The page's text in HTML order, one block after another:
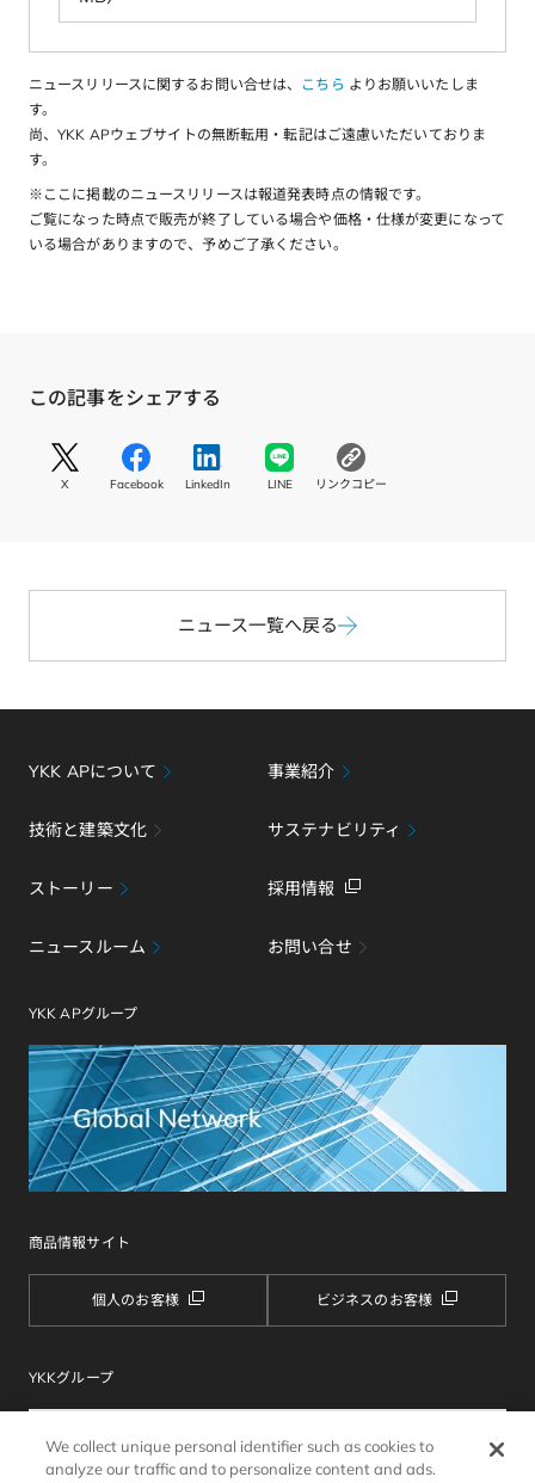
ニュースリリースに関するお問い合せは、 こちら よりお願いいたしま
す。
尚、YKK APウェブサイトの無断転用・転記はご遠慮いただいておりま
す。
※ここに掲載のニュースリリースは報道発表時点の情報です。
ご覧になった時点で販売が終了している場合や価格・仕様が変更になって
いる場合がありますので、予めご了承ください。
この記事をシェアする
S
N
S
X
S
N
S
b
o
Facebook
S
N
S
n
e
I
LinkedIn
S
N
S
N
LINE
コ
ピ
ー
リンクコピー
ニュース一覧へ戻る
YKK APについて 事業紹介
技術と建築文化 サステナビリティ
ストーリー 採用情報
ニュースルーム お問い合せ
YKK APグループ
商品情報サイト
個人のお客様 ビジネスのお客様
YKKグループ
We collect unique personal identifier such as cookies to
analyze our traffic and to personalize content and ads.